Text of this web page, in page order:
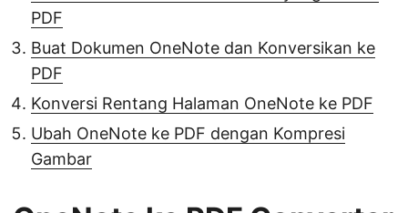
PDF
Buat Dokumen OneNote dan Konversikan ke
PDF
Konversi Rentang Halaman OneNote ke PDF
Ubah OneNote ke PDF dengan Kompresi
Gambar